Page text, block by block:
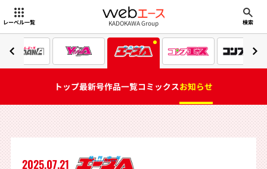
レーベル一覧 webエース
KADOKAWA Group 検索
トップ最新号作品一覧コミックスお知らせ
2025.07.21